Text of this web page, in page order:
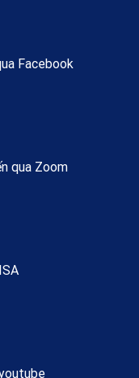
Facebook
qua Zoom